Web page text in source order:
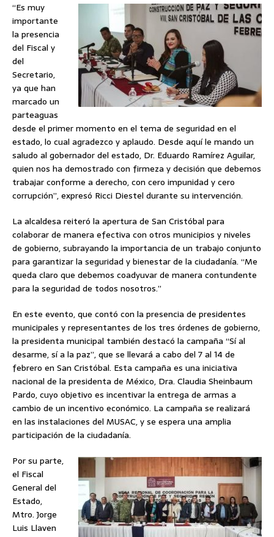
“Es muy
importante
la presencia
del Fiscal y
del
Secretario,
ya que han
marcado un
parteaguas
desde el primer momento en el tema de seguridad en el
estado, lo cual agradezco y aplaudo. Desde aquí le mando un
saludo al gobernador del estado, Dr. Eduardo Ramírez Aguilar,
quien nos ha demostrado con firmeza y decisión que debemos
trabajar conforme a derecho, con cero impunidad y cero
corrupción”, expresó Ricci Diestel durante su intervención.
La alcaldesa reiteró la apertura de San Cristóbal para
colaborar de manera efectiva con otros municipios y niveles
de gobierno, subrayando la importancia de un trabajo conjunto
para garantizar la seguridad y bienestar de la ciudadanía. “Me
queda claro que debemos coadyuvar de manera contundente
para la seguridad de todos nosotros.”
En este evento, que contó con la presencia de presidentes
municipales y representantes de los tres órdenes de gobierno,
la presidenta municipal también destacó la campaña “Sí al
desarme, sí a la paz”, que se llevará a cabo del 7 al 14 de
febrero en San Cristóbal. Esta campaña es una iniciativa
nacional de la presidenta de México, Dra. Claudia Sheinbaum
Pardo, cuyo objetivo es incentivar la entrega de armas a
cambio de un incentivo económico. La campaña se realizará
en las instalaciones del MUSAC, y se espera una amplia
participación de la ciudadanía.
Por su parte,
el Fiscal
General del
Estado,
Mtro. Jorge
Luis Llaven